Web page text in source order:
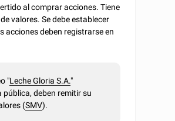
al comprar acciones. Tiene
valores. Se debe establecer
acciones deben registrarse en
"Leche Gloria S.A."
pública, deben remitir su
(SMV).